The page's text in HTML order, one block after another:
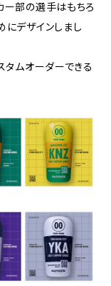
ー部の選手はもちろ
にデザインしまし
ムオーダーできる